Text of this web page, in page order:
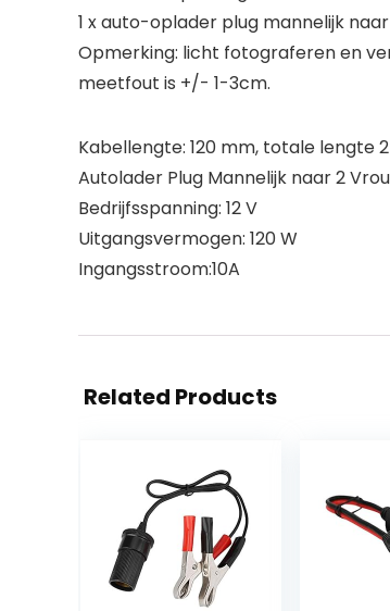
1 x auto-oplader plug mannelijk
Opmerking: licht fotograferen en
meetfout is +/- 1-3cm.
Kabellengte: 120 mm, totale lengte
Autolader Plug Mannelijk naar 2
Bedrijfsspanning: 12 V
Uitgangsvermogen: 120 W
Ingangsstroom:10A
Related Products